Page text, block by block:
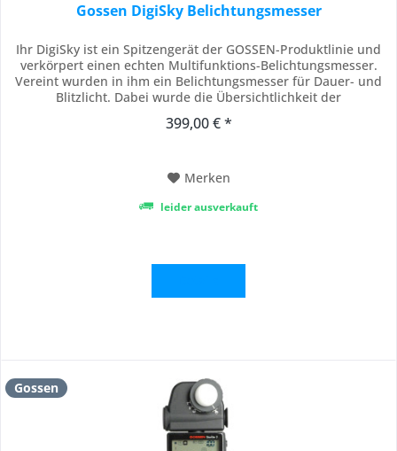
Gossen DigiSky Belichtungsmesser
Ihr DigiSky ist ein Spitzengerät der GOSSEN-Produktlinie und
verkörpert einen echten Multifunktions-Belichtungsmesser.
Vereint wurden in ihm ein Belichtungsmesser für Dauer- und
Blitzlicht. Dabei wurde die Übersichtlichkeit der
Funktionen, die über das alltägliche Messen hinaus benötigt
399,00 € *
Merken
leider ausverkauft
Gossen